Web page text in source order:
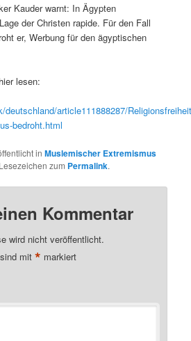
Kauder warnt: In Ägypten
der Christen rapide. Für den Fall
er, Werbung für den ägyptischen
lesen:
deutschland/article111888287/
bedroht.html
inMuslemischer Extremismus
zum Permalink.
Kommentar
wird nicht veröffentlicht.
sind mit* markiert